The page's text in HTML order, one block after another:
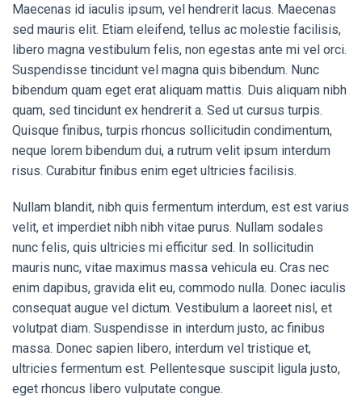
Maecenas id iaculis ipsum, vel hendrerit lacus. Maecenas
sed mauris elit. Etiam eleifend, tellus ac molestie facilisis,
libero magna vestibulum felis, non egestas ante mi vel orci.
Suspendisse tincidunt vel magna quis bibendum. Nunc
bibendum quam eget erat aliquam mattis. Duis aliquam nibh
quam, sed tincidunt ex hendrerit a. Sed ut cursus turpis.
Quisque finibus, turpis rhoncus sollicitudin condimentum,
neque lorem bibendum dui, a rutrum velit ipsum interdum
risus. Curabitur finibus enim eget ultricies facilisis.
Nullam blandit, nibh quis fermentum interdum, est est varius
velit, et imperdiet nibh nibh vitae purus. Nullam sodales
nunc felis, quis ultricies mi efficitur sed. In sollicitudin
mauris nunc, vitae maximus massa vehicula eu. Cras nec
enim dapibus, gravida elit eu, commodo nulla. Donec iaculis
consequat augue vel dictum. Vestibulum a laoreet nisl, et
volutpat diam. Suspendisse in interdum justo, ac finibus
massa. Donec sapien libero, interdum vel tristique et,
ultricies fermentum est. Pellentesque suscipit ligula justo,
eget rhoncus libero vulputate congue.